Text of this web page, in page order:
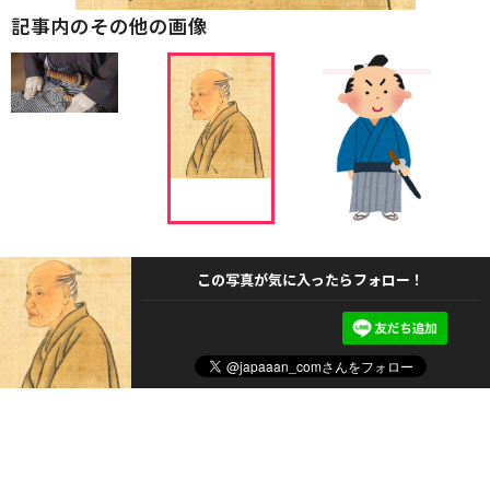
記事内のその他の画像
この写真が気に入ったらフォロー！